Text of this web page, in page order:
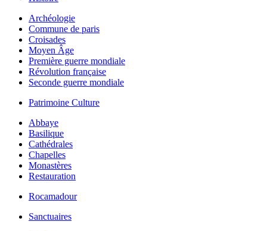
Archéologie
Commune de paris
Croisades
Moyen Âge
Première guerre mondiale
Révolution française
Seconde guerre mondiale
Patrimoine Culture
Abbaye
Basilique
Cathédrales
Chapelles
Monastères
Restauration
Rocamadour
Sanctuaires